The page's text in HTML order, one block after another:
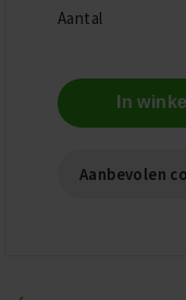
Aantal
In
Aanbevolen